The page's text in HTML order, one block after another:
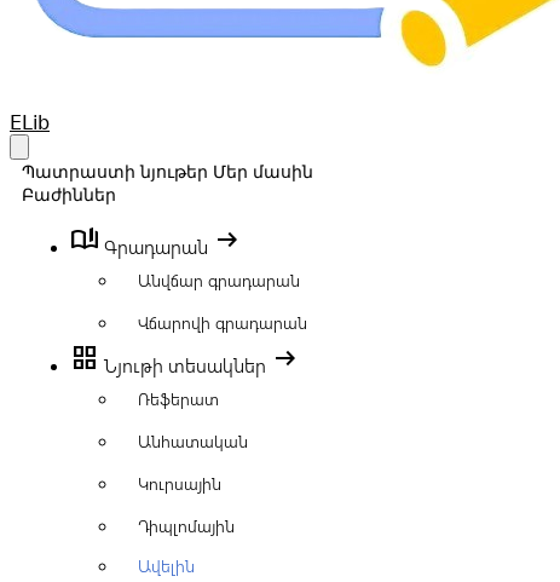
Your Company
ELib
Պատրաստի նյութեր Մեր մասին
Բաժիններ
book_ribbon Գրադարան arrow_right_alt
Անվճար գրադարան
Վճարովի գրադարան
grid_view Նյութի տեսակներ arrow_right_alt
Ռեֆերատ
Անհատական
Կուրսային
Դիպլոմային
Ավելին